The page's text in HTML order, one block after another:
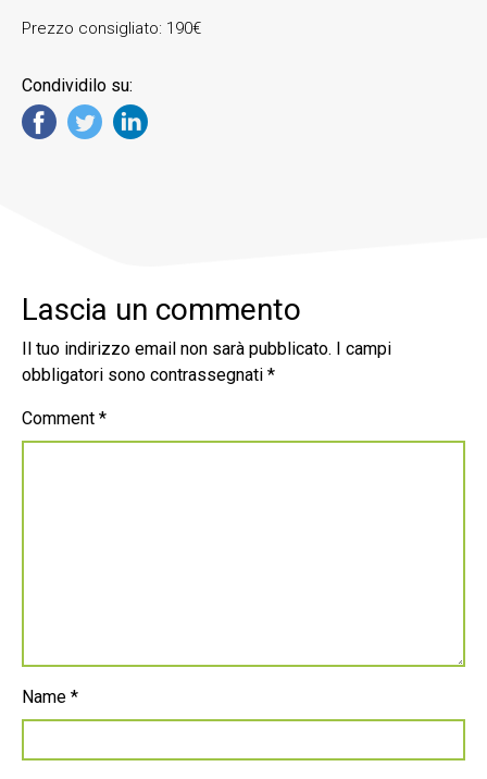
Prezzo consigliato: 190€
Condividilo su:
Lascia un commento
Il tuo indirizzo email non sarà pubblicato.
I campi
obbligatori sono contrassegnati *
Comment *
Name *